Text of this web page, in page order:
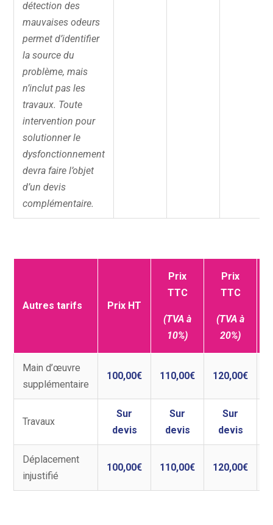
détection des
mauvaises odeurs
permet d’identifier
la source du
problème, mais
n’inclut pas les
travaux. Toute
intervention pour
solutionner le
dysfonctionnement
devra faire l’objet
d’un devis
complémentaire.
Autres tarifs Prix HT
Prix
TTC
(TVA à
10%)
Prix
TTC
(TVA à
20%)
Main d’œuvre
supplémentaire
100,00€ 110,00€ 120,00€
Travaux
Sur
devis
Sur
devis
Sur
devis
Déplacement
injustifié
100,00€ 110,00€ 120,00€